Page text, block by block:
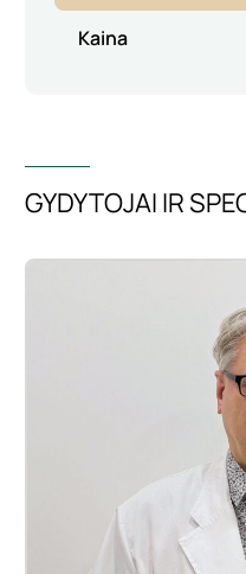
Kaina
GYDYTOJAI IR